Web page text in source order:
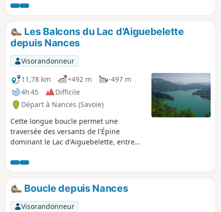
du Plateau de la Ruchère pour redescendre par le sentier
du facteur sous la Pointe du Frou.
Les Balcons du Lac d'Aiguebelette
depuis Nances
Visorandonneur
11,78 km
+492 m
-497 m
4h 45
Difficile
Départ à Nances (Savoie)
Cette longue boucle permet une
traversée des versants de l'Épine
dominant le Lac d'Aiguebelette, entre
un retour au niveau du lac. Il peut y
faire chaud les après-midi d'été mais
elle reste praticable jusque tard en
arrière-saison, tant que la neige ne
descend pas au-dessous de 800m.
Boucle depuis Nances
Visorandonneur